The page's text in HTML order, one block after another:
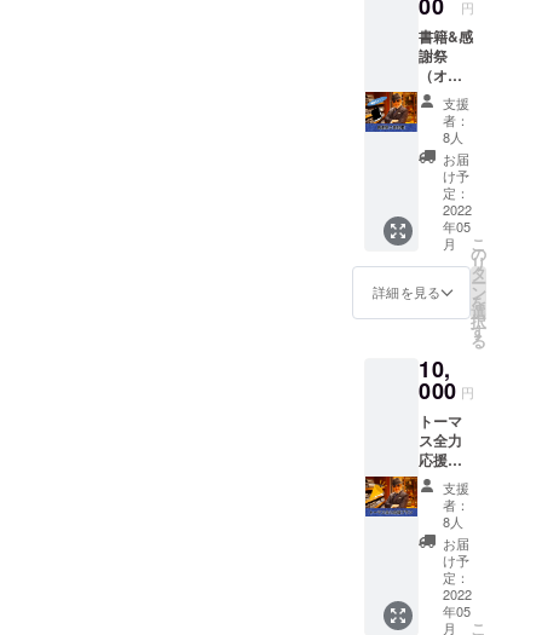
2022年
5月29日
(日)
19:00~
・開催
方法：
zoom
・内
容：
トーマ
スを支
えてい
ただい
ている
皆様へ
ご用意
してい
ます。
プレゼ
ントが
当たる
抽選会
もござ
いま
す！ ※
ご支援
者の方
に参加
用の
円
書籍&感
謝祭
（オン
ライ
ン）
セット
出版す
る書籍
を１冊
郵送に
てお送
りさせ
ていた
だきま
す。
（書籍
は2022
年10月
になり
ま
す。）
また、
5/29 私
の誕生
日に開
催する
トーマ
スクラ
ブ感謝
祭にご
支援
者：
8人
お届
け予
定：
2022
年05
月
詳細を見る
こ
の
リ
タ
ー
ン
を
選
択
す
る
10,
000 円
トーマ
ス全力
応援プ
ラン 感
謝の気
持ちを
お伝え
する動
画をお
送りさ
せてい
支援
者：
8人
お届
け予
定：
2022
年05
月
こ